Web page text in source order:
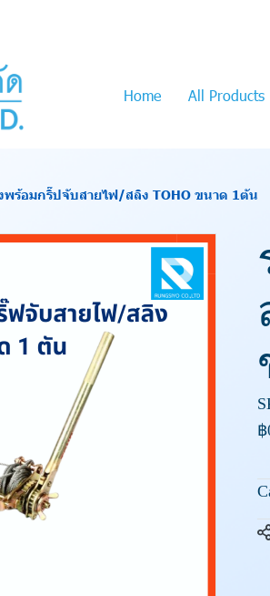
Home All Products
พร้อมกริ๊ปจับสายไฟ/สลิง TOHO ขนาด 1ตัน
฿